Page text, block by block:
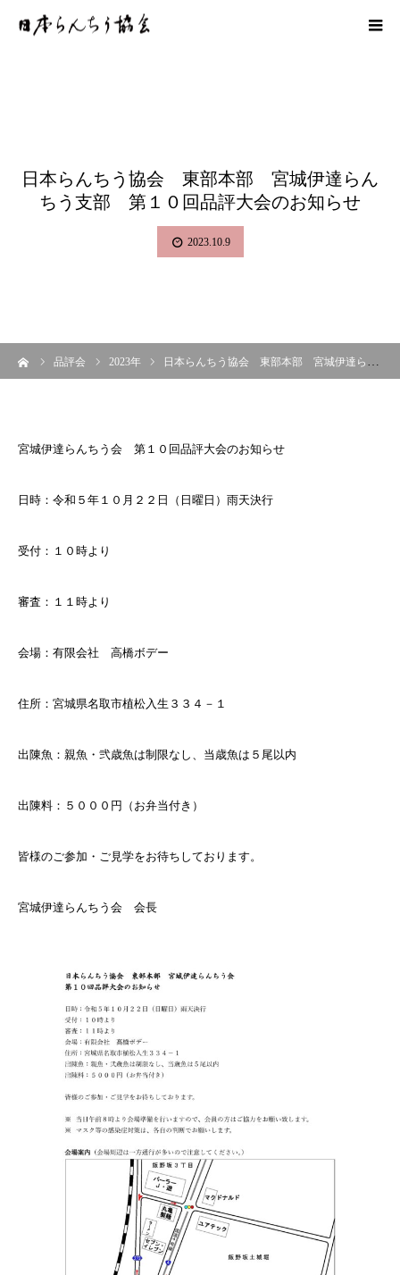
日本らんちう協会 東部本部 宮城伊達らん
ちう支部 第１０回品評大会のお知らせ
2023.10.9
品評会 2023年 日本らんちう協会 東部本部 宮城伊達らんちう支部 第１０回品評大会のお知らせ
宮城伊達らんちう会 第１０回品評大会のお知らせ
日時：令和５年１０月２２日（日曜日）雨天決行
受付：１０時より
審査：１１時より
会場：有限会社 高橋ボデー
住所：宮城県名取市植松入生３３４－１
出陳魚：親魚・弐歳魚は制限なし、当歳魚は５尾以内
出陳料：５０００円（お弁当付き）
皆様のご参加・ご見学をお待ちしております。
宮城伊達らんちう会 会長